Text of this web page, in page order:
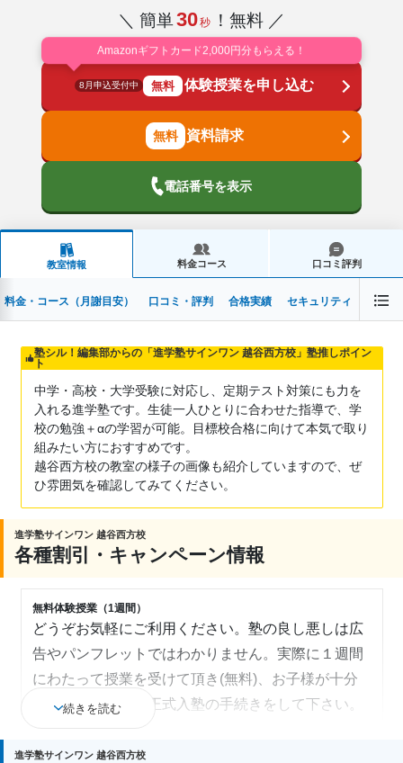
＼ 簡単30秒 ！無料 ／
Amazonギフトカード2,000円分もらえる！
8月申込受付中 無料 体験授業を申し込む
資料請求
電話番号を表示
教室情報 料金コース 口コミ評判
料金・コース（月謝目安） 口コミ・評判 合格実績 セキュリティ
塾シル！編集部からの「進学塾サインワン 越谷西方校」塾推しポイン
ト
中学・高校・大学受験に対応し、定期テスト対策にも力を
入れる進学塾です。生徒一人ひとりに合わせた指導で、学
校の勉強＋αの学習が可能。目標校合格に向けて本気で取り
組みたい方におすすめです。
越谷西方校の教室の様子の画像も紹介していますので、ぜ
ひ雰囲気を確認してみてください。
進学塾サインワン 越谷西方校
各種割引・キャンペーン情報
無料体験授業（1週間）
どうぞお気軽にご利用ください。塾の良し悪しは広
告やパンフレットではわかりません。実際に１週間
にわたって授業を受けて頂き(無料)、お子様が十分
に納得されてから正式入塾の手続きをして下さい。
入塾金がお１人分免除になります。また、月々の授
続きを読む
進学塾サインワン 越谷西方校